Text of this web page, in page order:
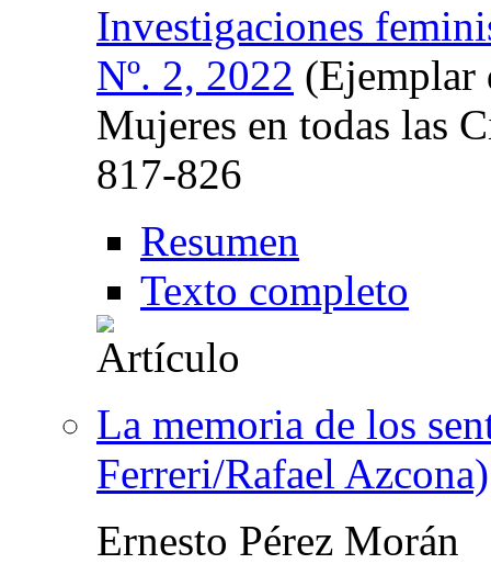
Investigaciones
Nº. 2, 2022 (Ejemplar
Mujeres en todas las
817-826
Resumen
Texto completo
La memoria de los
Ferreri/Rafael Azcona)
Ernesto Pérez Morán